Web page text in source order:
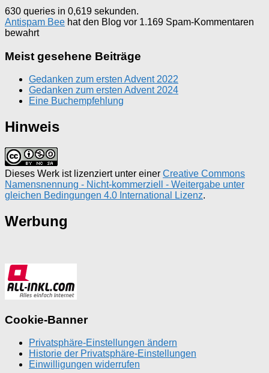
630 queries in 0,619 sekunden.
Antispam Bee hat den Blog vor 1.169 Spam-Kommentaren
bewahrt
Meist gesehene Beiträge
Gedanken zum ersten Advent 2022
Gedanken zum ersten Advent 2024
Eine Buchempfehlung
Hinweis
Dieses Werk ist lizenziert unter einer Creative Commons
Namensnennung - Nicht-kommerziell - Weitergabe unter
gleichen Bedingungen 4.0 International Lizenz.
Werbung
Cookie-Banner
Privatsphäre-Einstellungen ändern
Historie der Privatsphäre-Einstellungen
Einwilligungen widerrufen